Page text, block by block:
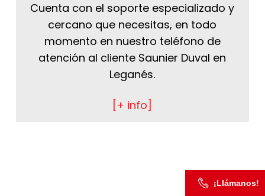
Cuenta con el soporte especializado y
cercano que necesitas, en todo
momento en nuestro teléfono de
atención al cliente Saunier Duval en
Leganés.
[+ info]
¡Llámanos!